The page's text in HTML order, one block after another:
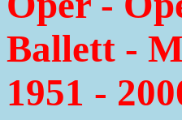
Ballett -
1951 -